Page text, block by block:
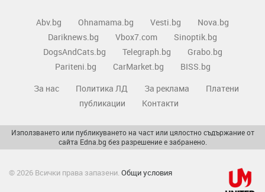
Abv.bg Ohnamama.bg Vesti.bg
Nova.bg
Dariknews.bg
Vbox7.com
Sinoptik.bg
DogsAndCats.bg
Telegraph.bg
Grabo.bg
Pariteni.bg
CarMarket.bg
BISS.bg
За нас
Политика ЛД За реклама
Платени
публикации
Контакти
Използването или публикуването на част или цялостно съдържание от
сайта Edna.bg без разрешение е забранено.
© 2026 Всички права запазени. Общи условия